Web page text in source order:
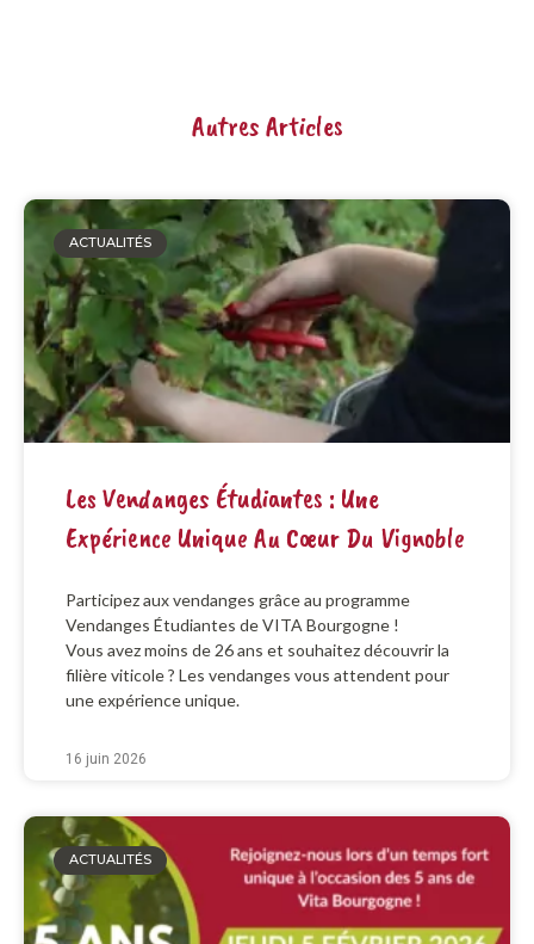
Autres Articles
ACTUALITÉS
Les Vendanges Étudiantes : Une
Expérience Unique Au Cœur Du Vignoble
Participez aux vendanges grâce au programme
Vendanges Étudiantes de VITA Bourgogne !
Vous avez moins de 26 ans et souhaitez découvrir la
filière viticole ? Les vendanges vous attendent pour
une expérience unique.
16 juin 2026
ACTUALITÉS